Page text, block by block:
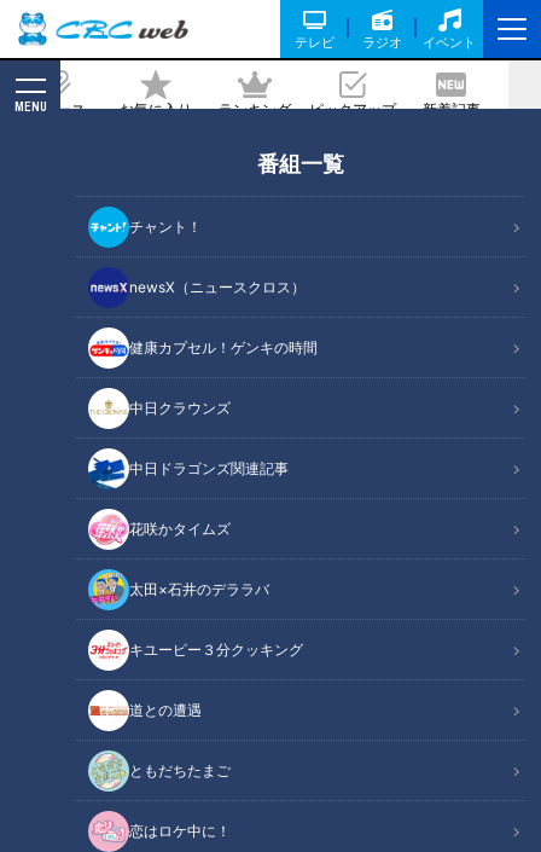
テレビ ラジオ イベント
ニュース お気に入り ランキング ピックアップ 新着記事
MENU
番組一覧
チャント！
newsX（ニュースクロス）
健康カプセル！ゲンキの時間
中日クラウンズ
中日ドラゴンズ関連記事
花咲かタイムズ
太田×石井のデララバ
キユーピー３分クッキング
道との遭遇
ともだちたまご
恋はロケ中に！
2022/05/27 20:00
鶴瓶のスジナシ
「鶴瓶のスジナシ」動画
ベッドに腰掛けている鶴瓶。中山は白衣を着ており「いかがで
すか」と尋ねます。鶴瓶は体調がいいのでそろそろ退院したい
と言うと、もう少しここでゆっくりしてはどうか？と提案する